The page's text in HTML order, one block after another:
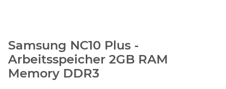
Samsung NC10 Plus -
Arbeitsspeicher 2GB RAM
Memory DDR3